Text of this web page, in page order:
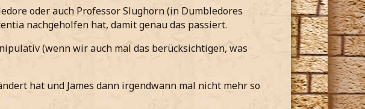
oder auch Professor Slughorn (in Dumbledores
nachgeholfen hat, damit genau das passiert.
(wenn wir auch mal das berücksichtigen, was
hat und James dann irgendwann mal nicht mehr so